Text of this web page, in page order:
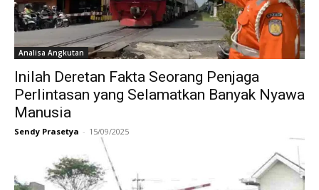
Analisa Angkutan
Inilah Deretan Fakta Seorang Penjaga
Perlintasan yang Selamatkan Banyak Nyawa
Manusia
Sendy Prasetya - 15/09/2025